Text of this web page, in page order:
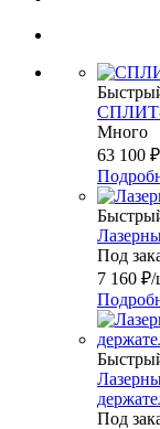
Много
63 100 ₽
Под
7 160 ₽/
Под